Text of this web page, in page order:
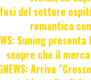
del settore
romantica
Suning
scopre che il
Arriva